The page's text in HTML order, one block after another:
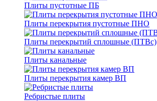
Плиты пустотные ПБ
Плиты перекрытия пустотные ПНО
Плиты перекрытий сплошные (ПТВс)
Плиты канальные
Плиты перекрытия камер ВП
Ребристые плиты